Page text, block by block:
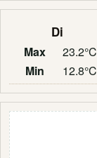
Di
Max
23.2°C
Min
12.8°C